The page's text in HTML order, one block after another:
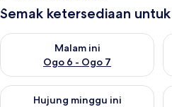
Semak ketersediaan
Malam ini
Ogo 6 - Ogo 7
Semak ketersediaan untuk malam
Hujung minggu ini
Semak ketersediaan untuk